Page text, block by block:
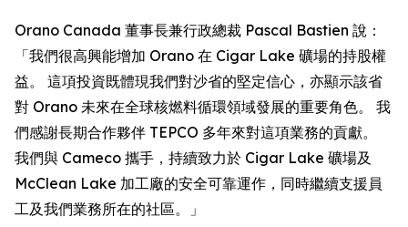
Orano Canada 董事長兼行政總裁 Pascal Bastien 說：
「我們很高興能增加 Orano 在 Cigar Lake 礦場的持股權
益。 這項投資既體現我們對沙省的堅定信心，亦顯示該省
對 Orano 未來在全球核燃料循環領域發展的重要角色。 我
們感謝長期合作夥伴 TEPCO 多年來對這項業務的貢獻。
我們與 Cameco 攜手，持續致力於 Cigar Lake 礦場及
McClean Lake 加工廠的安全可靠運作，同時繼續支援員
工及我們業務所在的社區。」